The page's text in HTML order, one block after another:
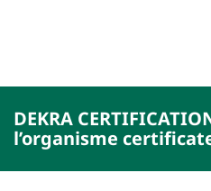
DEKRA
l’organisme